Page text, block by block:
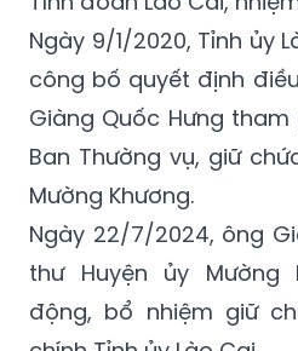
công bố quyết định
Giàng Quốc Hưng
Ban Thường vụ, giữ
Mường Khương.
Ngày 22/7/2024, ông
thư Huyện ủy Mường
động, bổ nhiệm giữ
chính Tỉnh ủy Lào Cai.
Từ ngày 1/7/2025, sau